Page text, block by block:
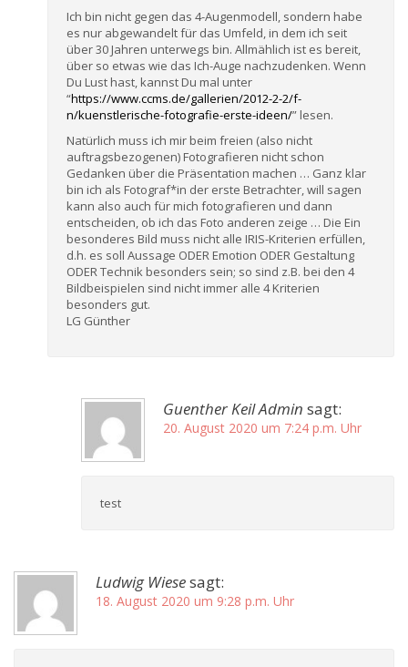
Ich bin nicht gegen das 4-Augenmodell, sondern habe
es nur abgewandelt für das Umfeld, in dem ich seit
über 30 Jahren unterwegs bin. Allmählich ist es bereit,
über so etwas wie das Ich-Auge nachzudenken. Wenn
Du Lust hast, kannst Du mal unter
“https://www.ccms.de/gallerien/2012-2-2/f-
n/kuenstlerische-fotografie-erste-ideen/” lesen.
Natürlich muss ich mir beim freien (also nicht
auftragsbezogenen) Fotografieren nicht schon
Gedanken über die Präsentation machen … Ganz klar
bin ich als Fotograf*in der erste Betrachter, will sagen
kann also auch für mich fotografieren und dann
entscheiden, ob ich das Foto anderen zeige … Die Ein
besonderes Bild muss nicht alle IRIS-Kriterien erfüllen,
d.h. es soll Aussage ODER Emotion ODER Gestaltung
ODER Technik besonders sein; so sind z.B. bei den 4
Bildbeispielen sind nicht immer alle 4 Kriterien
besonders gut.
LG Günther
Guenther Keil Admin sagt:
20. August 2020 um 7:24 p.m. Uhr
test
Ludwig Wiesesagt:
18. August 2020 um 9:28 p.m. Uhr